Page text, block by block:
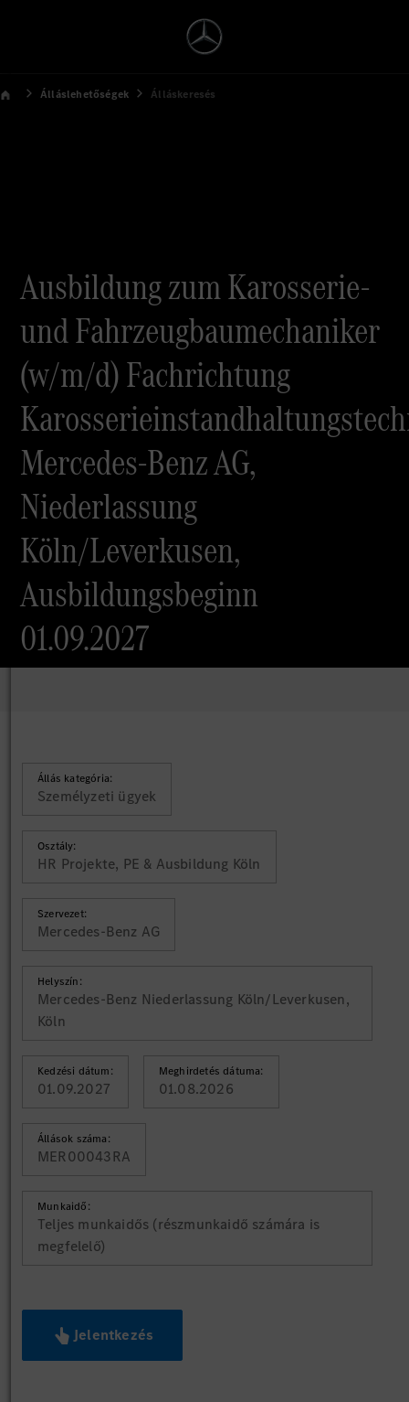
Álláslehetőségek Álláskeresés
Ausbildung zum Karosserie-
und Fahrzeugbaumechaniker
(w/m/d) Fachrichtung
Mercedes-Benz AG,
Niederlassung
Köln/Leverkusen,
Ausbildungsbeginn
01.09.2027
Állás kategória:
Személyzeti ügyek
Osztály:
HR Projekte, PE & Ausbildung Köln
Szervezet:
Mercedes-Benz AG
Helyszín:
Mercedes-Benz Niederlassung Köln/Leverkusen,
Köln
Kedzési dátum:
01.09.2027
Meghirdetés dátuma:
01.08.2026
Állások száma:
MER00043RA
Munkaidő:
Teljes munkaidős (részmunkaidő számára is
megfelelő)
Jelentkezés